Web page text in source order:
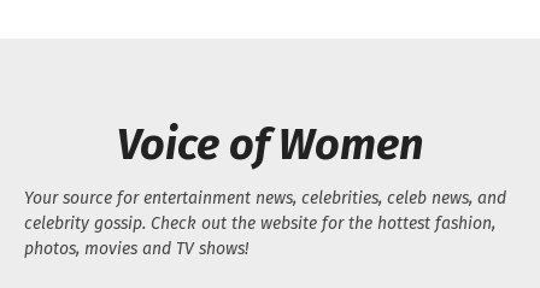
Voice of Women
Your source for entertainment news, celebrities, celeb news, and
celebrity gossip. Check out the website for the hottest fashion,
photos, movies and TV shows!